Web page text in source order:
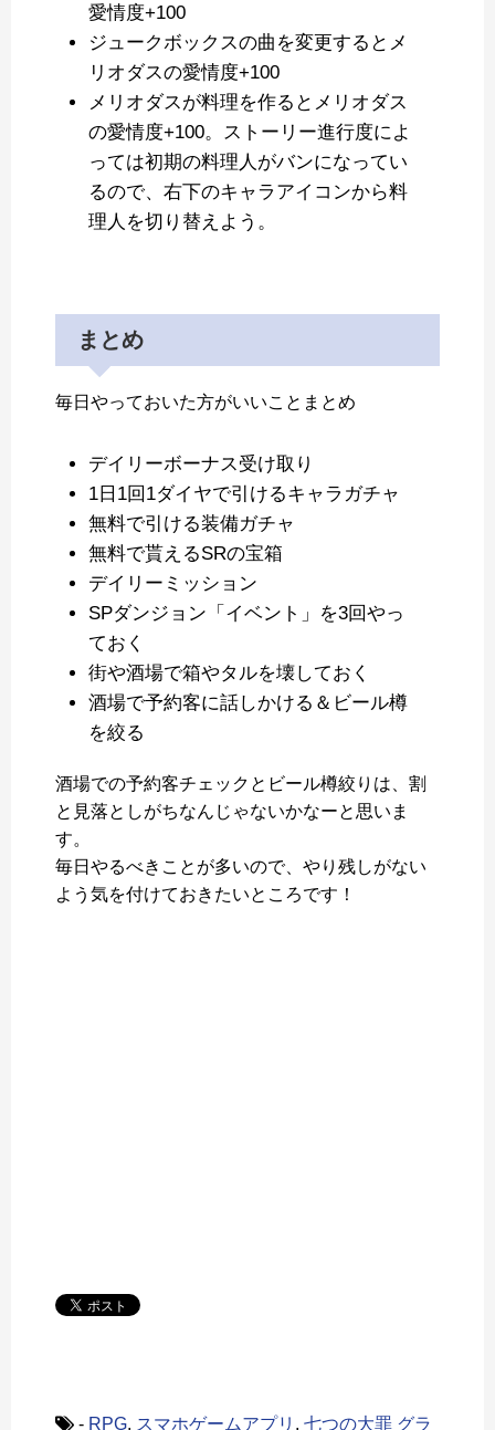
愛情度+100
ジュークボックスの曲を変更するとメ
リオダスの愛情度+100
メリオダスが料理を作るとメリオダス
の愛情度+100。ストーリー進行度によ
っては初期の料理人がバンになってい
るので、右下のキャラアイコンから料
理人を切り替えよう。
まとめ
毎日やっておいた方がいいことまとめ
デイリーボーナス受け取り
1日1回1ダイヤで引けるキャラガチャ
無料で引ける装備ガチャ
無料で貰えるSRの宝箱
デイリーミッション
SPダンジョン「イベント」を3回やっ
ておく
街や酒場で箱やタルを壊しておく
酒場で予約客に話しかける＆ビール樽
を絞る
酒場での予約客チェックとビール樽絞りは、割
と見落としがちなんじゃないかなーと思いま
す。
毎日やるべきことが多いので、やり残しがない
よう気を付けておきたいところです！
- RPG, スマホゲームアプリ , 七つの大罪 グラ